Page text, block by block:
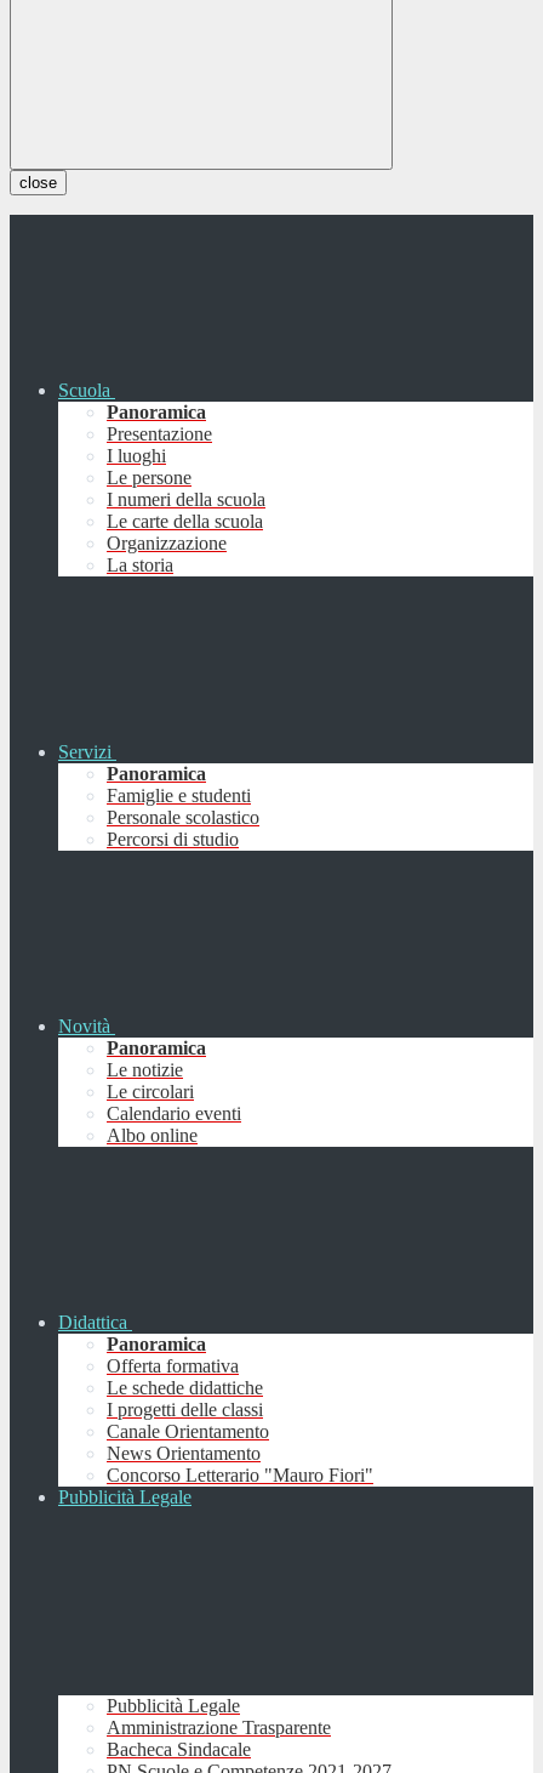
close
Scuola
Panoramica
Presentazione
I luoghi
Le persone
I numeri della scuola
Le carte della scuola
Organizzazione
La storia
Servizi
Panoramica
Famiglie e studenti
Personale scolastico
Percorsi di studio
Novità
Panoramica
Le notizie
Le circolari
Calendario eventi
Albo online
Didattica
Panoramica
Offerta formativa
Le schede didattiche
I progetti delle classi
Canale Orientamento
News Orientamento
Concorso Letterario "Mauro Fiori"
Pubblicità Legale
Pubblicità Legale
Amministrazione Trasparente
Bacheca Sindacale